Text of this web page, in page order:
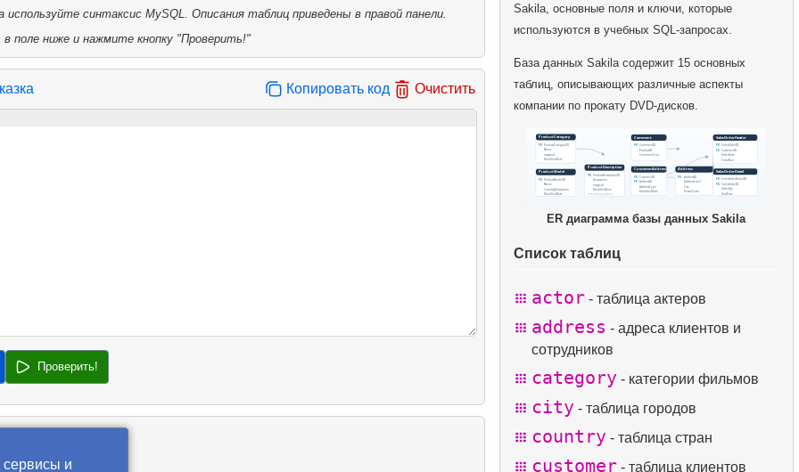
синтаксис MySQL. Описания таблиц приведены в правой панели.
поле ниже и нажмите кнопку "Проверить!"
Копировать код Очистить
Проверить!
Sakila, основные поля и ключи, которые
используются в учебных SQL-запросах.
База данных Sakila содержит 15 основных
таблиц, описывающих различные аспекты
компании по прокату DVD-дисков.
ER диаграмма базы данных Sakila
Список таблиц
actor - таблица актеров
address - адреса клиентов и
сотрудников
category - категории фильмов
city - таблица городов
country - таблица стран
customer - таблица клиентов
сервисы и